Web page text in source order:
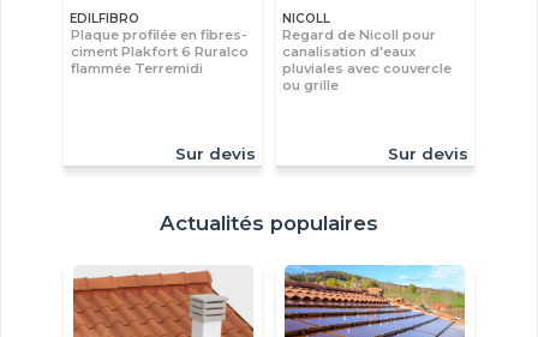
EDILFIBRO
Plaque profilée en fibres-
ciment Plakfort 6 Ruralco
flammée Terremidi
Sur devis
NICOLL
Regard de Nicoll pour
canalisation d'eaux
pluviales avec couvercle
ou grille
Sur devis
Actualités populaires